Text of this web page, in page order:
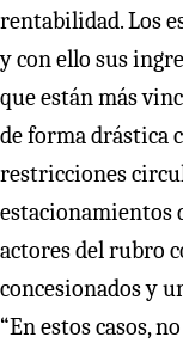
rentabilidad. Los
y con ello sus
que están más
de forma drástica
restricciones
estacionamientos
actores del rubro
concesionados y
“En estos casos,